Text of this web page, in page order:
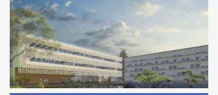
Enseignement Ingenierie TCE
Pilotage D'opération / MOEX
Thermique